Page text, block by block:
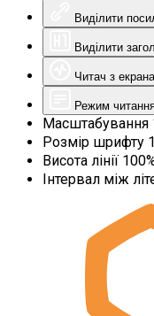
Виділити
Виділити
Читач з екрана
Режим
Масштабування
Розмір шрифту
Висота лінії 100
Інтервал між